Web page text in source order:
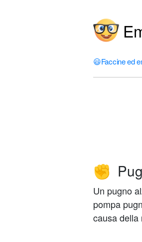
😃Faccine ed
✊
Un pugno
pompa
causa della